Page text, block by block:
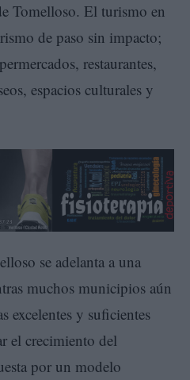
Tomelloso. El turismo en
de paso sin impacto;
restaurantes,
espacios culturales y
se adelanta a una
muchos municipios aún
excelentes y suficientes
el crecimiento del
por un modelo